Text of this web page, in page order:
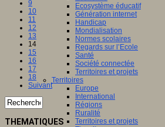
Ecosystème éducatif
Génération internet
Handicap
Mondialisation
Normes scolaires
Regards sur l’Ecole
Santé
Société connectée
Territoires et projets
Territoires
Europe
International
Régions
Ruralité
Territoires et projets
9
10
11
12
13
14
15
16
17
18
Suivant
THEMATIQUES